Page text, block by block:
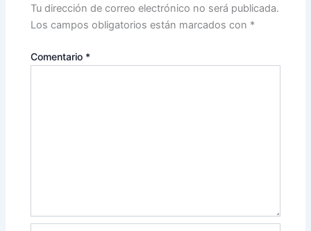
Tu dirección de correo electrónico no será publicada.
Los campos obligatorios están marcados con *
Comentario *